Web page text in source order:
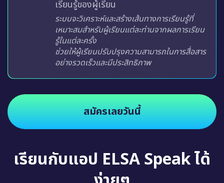
บทเรียนได้รับการออกแบบในรูปแบบการฝึก
โต้ตอบ ซึ่งจะมีการให้คะแนน วัดระดับและจัด
ลำดับในกระดานผู้นำ ช่วยสร้างสภาพแวดล้อม
การเรียนรู้ที่สร้างแรงบันดาลใจ น่าตื่นเต้นและไม่
น่าเบื่ออีกต่อไป
สมัครเลยวันนี้
เรียนกับแอป ELSA Speak ได้
ง่ายๆ